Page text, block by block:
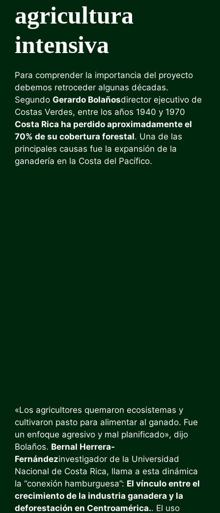
agricultura
intensiva
Para comprender la importancia del proyecto
debemos retroceder algunas décadas.
Segundo Gerardo Bolañosdirector ejecutivo de
Costas Verdes, entre los años 1940 y 1970
Costa Rica ha perdido aproximadamente el
70% de su cobertura forestal. Una de las
principales causas fue la expansión de la
ganadería en la Costa del Pacífico.
«Los agricultores quemaron ecosistemas y
cultivaron pasto para alimentar al ganado. Fue
un enfoque agresivo y mal planificado», dijo
Bolaños. Bernal Herrera-
Fernándezinvestigador de la Universidad
Nacional de Costa Rica, llama a esta dinámica
la “conexión hamburguesa”: El vínculo entre el
crecimiento de la industria ganadera y la
deforestación en Centroamérica.. El uso